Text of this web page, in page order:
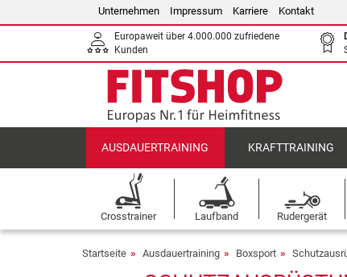
Unternehmen Impressum Karriere Kontakt
Europaweit über 4.000.000 zufriedene
Kunden
AUSDAUERTRAINING KRAFTTRAINING
Crosstrainer Laufband Rudergerät
Startseite Ausdauertraining Boxsport